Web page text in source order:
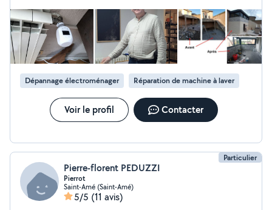
Dépannage électroménager Réparation de machine à laver
Voir le profil Contacter
Particulier
Pierre-florent PEDUZZI
Pierrot
Saint-Amé (Saint-Amé)
5/5 (11 avis)